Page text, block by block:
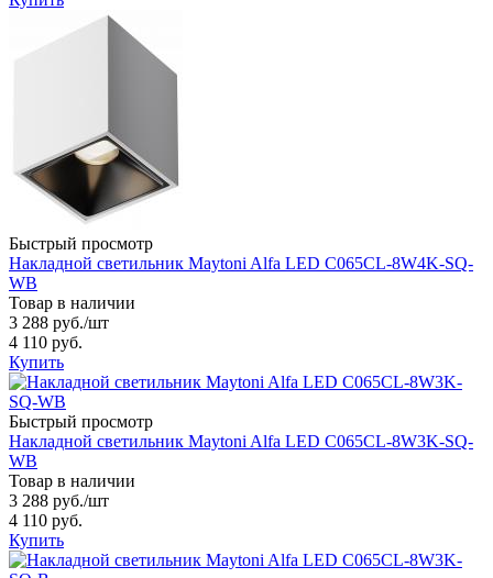
Быстрый просмотр
Накладной светильник Maytoni Alfa LED C065CL-8W4K-SQ-
WB
Товар в наличии
3 288 руб./шт
4 110 руб.
Купить
Быстрый просмотр
Накладной светильник Maytoni Alfa LED C065CL-8W3K-SQ-
WB
Товар в наличии
3 288 руб./шт
4 110 руб.
Купить